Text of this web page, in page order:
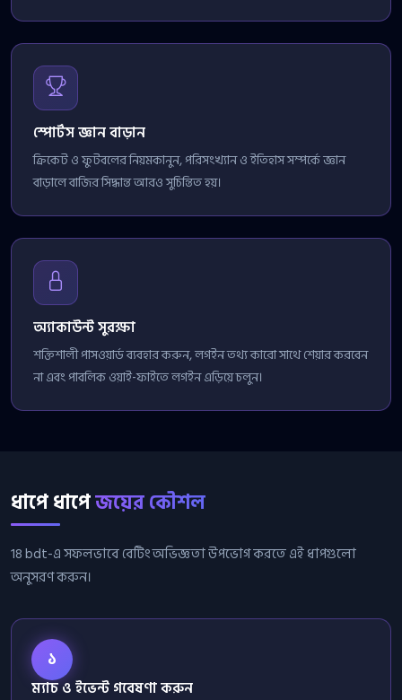
স্পোর্টস জ্ঞান বাড়ান
ক্রিকেট ও ফুটবলের নিয়মকানুন, পরিসংখ্যান ও ইতিহাস সম্পর্কে জ্ঞান
বাড়ালে বাজির সিদ্ধান্ত আরও সুচিন্তিত হয়।
অ্যাকাউন্ট সুরক্ষা
শক্তিশালী পাসওয়ার্ড ব্যবহার করুন, লগইন তথ্য কারো সাথে শেয়ার করবেন
না এবং পাবলিক ওয়াই-ফাইতে লগইন এড়িয়ে চলুন।
ধাপে ধাপেজয়ের কৌশল
18 bdt-এ সফলভাবে বেটিং অভিজ্ঞতা উপভোগ করতে এই ধাপগুলো
অনুসরণ করুন।
১
ম্যাচ ও ইভেন্ট গবেষণা করুন